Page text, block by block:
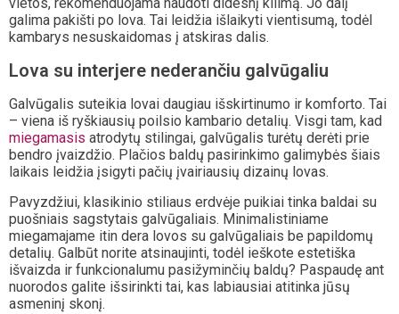
galima pakišti po lova. Tai leidžia išlaikyti vientisumą, todėl
kambarys nesuskaidomas į atskiras dalis.
Lova su interjere nederančiu galvūgaliu
Galvūgalis suteikia lovai daugiau išskirtinumo ir komforto. Tai
– viena iš ryškiausių poilsio kambario detalių. Visgi tam, kad
miegamasis atrodytų stilingai, galvūgalis turėtų derėti prie
bendro įvaizdžio. Plačios baldų pasirinkimo galimybės šiais
laikais leidžia įsigyti pačių įvairiausių dizainų lovas.
Pavyzdžiui, klasikinio stiliaus erdvėje puikiai tinka baldai su
puošniais sagstytais galvūgaliais. Minimalistiniame
miegamajame itin dera lovos su galvūgaliais be papildomų
detalių. Galbūt norite atsinaujinti, todėl ieškote estetiška
išvaizda ir funkcionalumu pasižyminčių baldų? Paspaudę ant
nuorodos galite išsirinkti tai, kas labiausiai atitinka jūsų
asmeninį skonį.